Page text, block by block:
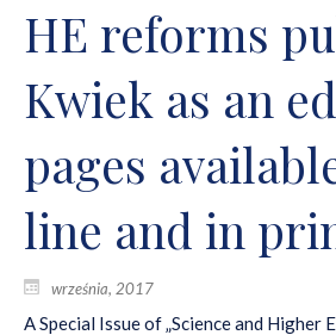
HE reforms
Kwiek as an
pages
line and in
września, 2017
A Special Issue of „Science and Higher